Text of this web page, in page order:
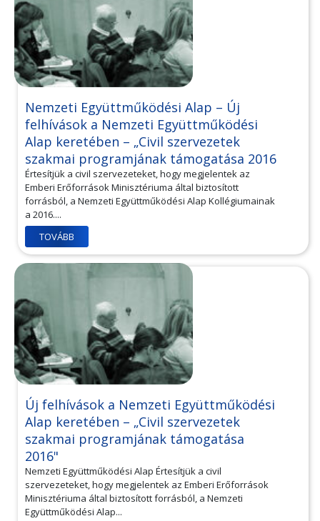
Nemzeti Együttműködési Alap – Új
felhívások a Nemzeti Együttműködési
Alap keretében – „Civil szervezetek
szakmai programjának támogatása 2016
Értesítjük a civil szervezeteket, hogy megjelentek az
Emberi Erőforrások Minisztériuma által biztosított
forrásból, a Nemzeti Együttműködési Alap Kollégiumainak
a 2016....
TOVÁBB
Új felhívások a Nemzeti Együttműködési
Alap keretében – „Civil szervezetek
szakmai programjának támogatása
2016"
Nemzeti Együttműködési Alap Értesítjük a civil
szervezeteket, hogy megjelentek az Emberi Erőforrások
Minisztériuma által biztosított forrásból, a Nemzeti
Együttműködési Alap...